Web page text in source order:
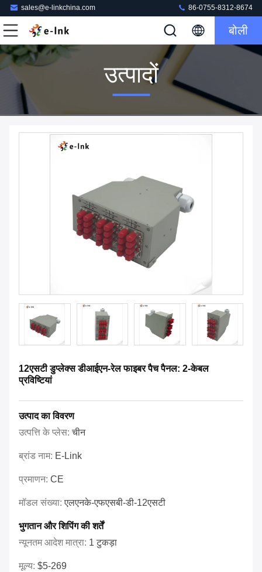
sales@e-linkchina.com 86-0755-8312-8674
बोली
उत्पादों
12एसटी डुप्लेक्स डीआईएन-रेल फाइबर पैच पैनल: 2-केबल
प्रविष्टियां
उत्पाद का विवरण
उत्पत्ति के प्लेस:चीन
ब्रांड नाम: E-Link
प्रमाणन: CE
मॉडल संख्या:एलएनके-एफएसबी-डी-12एसटी
भुगतान और शिपिंग की शर्तें
न्यूनतम आदेश मात्रा: 1 टुकड़ा
मूल्य: $5-269